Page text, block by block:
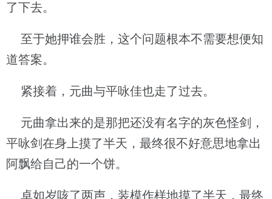
了下去。
至于她押谁会胜，这个问题根本不需要想便知
道答案。
紧接着，元曲与平咏佳也走了过去。
元曲拿出来的是那把还没有名字的灰色怪剑，
平咏剑在身上摸了半天，最终很不好意思地拿出
阿飘给自己的一个饼。
卓如岁咳了两声，装模作样地摸了半天，最终